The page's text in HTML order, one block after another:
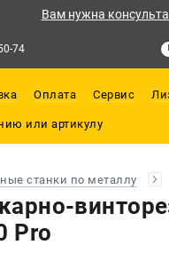
Вам нужна
74
Оплата Сервис
станки по металлу
Pro